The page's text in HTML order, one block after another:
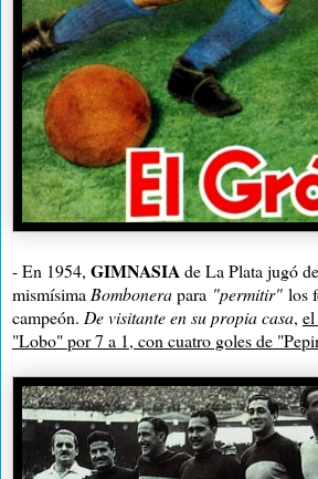
- En 1954, GIMNASIAde La Plata jugó
mismísima Bombonerapara "permitir" los
campeón. De visitante en su propia casa,
"Lobo" por 7 a 1, con cuatro goles de